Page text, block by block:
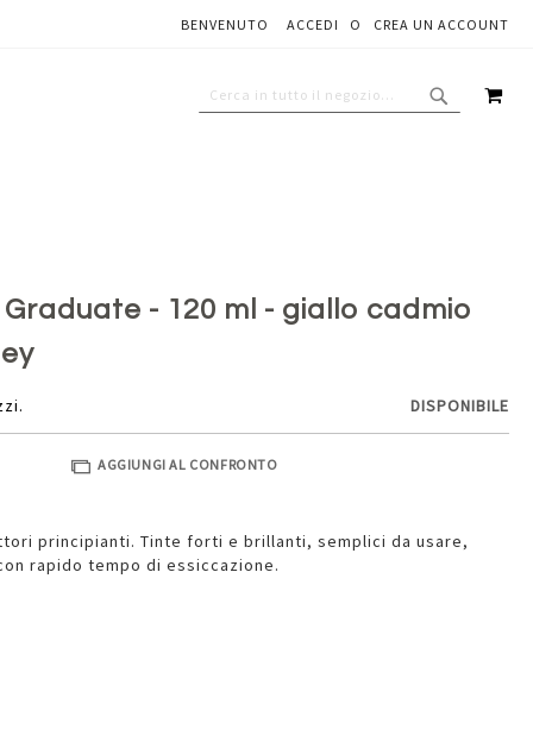
BENVENUTO ACCEDI CREA UN ACCOUNT
- 120 ml - giallo cadmio
DISPONIBILE
AGGIUNGI AL CONFRONTO
principianti. Tinte forti e brillanti, semplici da usare,
rapido tempo di essiccazione.